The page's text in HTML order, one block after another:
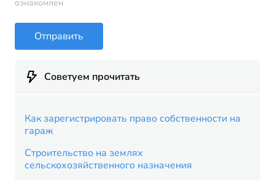
ознакомлен
Отправить
Советуем прочитать
Как зарегистрировать право собственности на
гараж
Строительство на землях
сельскохозяйственного назначения